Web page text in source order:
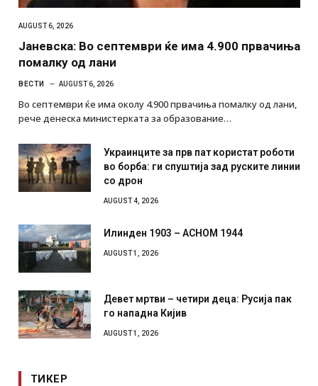
AUGUST 6, 2026
Јаневска: Во септември ќе има 4.900 првачиња
помалку од лани
ВЕСТИ AUGUST 6, 2026
Во септември ќе има околу 4.900 првачиња помалку од лани,
рече денеска министерката за образование…
Украинците за прв пат користат роботи
во борба: ги спуштија зад руските линии
со дрон
AUGUST 4, 2026
Илинден 1903 – АСНОМ 1944
AUGUST 1, 2026
Девет мртви – четири деца: Русија пак
го нападна Кијив
AUGUST 1, 2026
ТИКЕР